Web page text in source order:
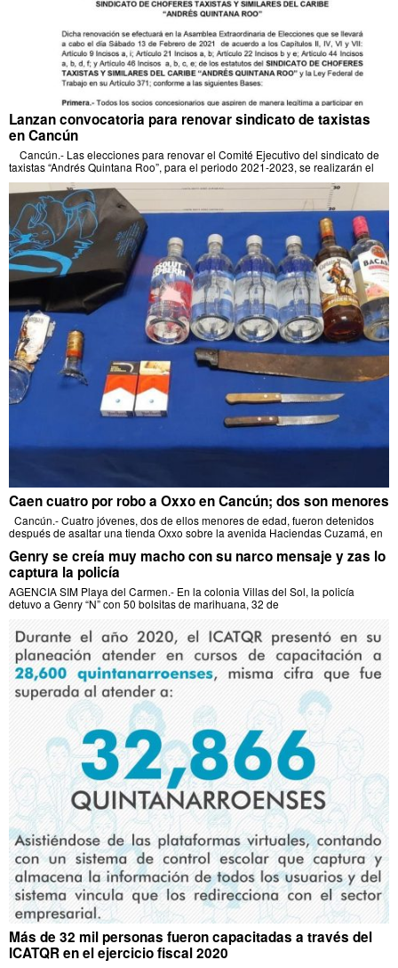
Lanzan convocatoria para renovar sindicato de taxistas
en Cancún
Cancún.- Las elecciones para renovar el Comité Ejecutivo del sindicato de
taxistas “Andrés Quintana Roo”, para el periodo 2021-2023, se realizarán el
Caen cuatro por robo a Oxxo en Cancún; dos son menores
Cancún.- Cuatro jóvenes, dos de ellos menores de edad, fueron detenidos
después de asaltar una tienda Oxxo sobre la avenida Haciendas Cuzamá, en
Genry se creía muy macho con su narco mensaje y zas lo
captura la policía
AGENCIA SIM Playa del Carmen.- En la colonia Villas del Sol, la policía
detuvo a Genry “N” con 50 bolsitas de marihuana, 32 de
Más de 32 mil personas fueron capacitadas a través del
ICATQR en el ejercicio fiscal 2020